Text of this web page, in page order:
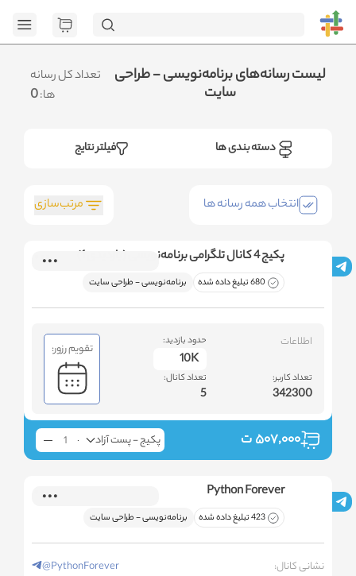
تعداد کل رسانه
ها:0
لیست رسانه‌های برنامه‌نویسی - طراحی
سایت
فیلتر نتایج دسته بندی ها
مرتب‌سازی انتخاب همه رسانه ها
پکیج 4 کانال تلگرامی برنامه‌نویسی (بازدیدی 1)
680 تبلیغ داده شده برنامه‌نویسی - طراحی سایت
اطلاعات
تعداد کاربر:
342300
حدود بازدید:
10K
تعداد کانال:
5
تقویم رزور:
۵۰۷,۰۰۰ت پکیج - پست آزاد
Python Forever
423 تبلیغ داده شده برنامه‌نویسی - طراحی سایت
نشانی کانال: @PythonForever
[GET] "https://
.متوجه شدم